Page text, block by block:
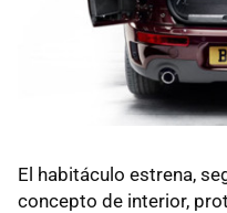
El habitáculo estrena,
concepto de interior,